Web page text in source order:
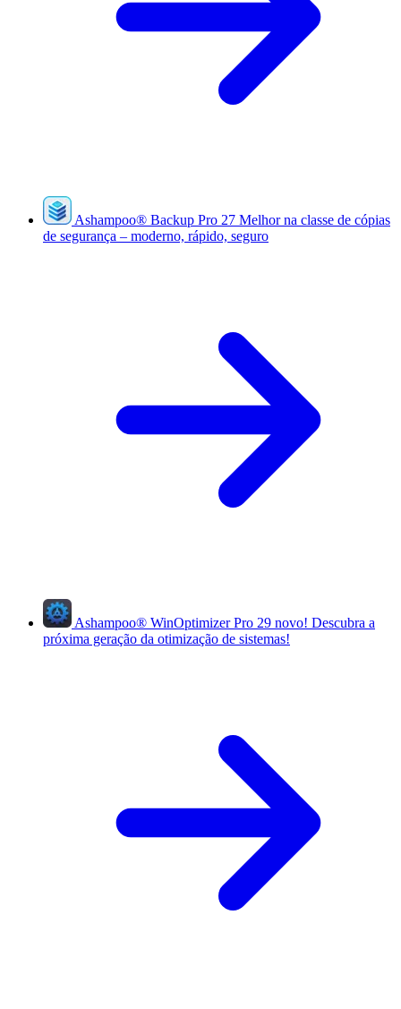
Ashampoo® Backup Pro 27 Melhor na classe de cópias
de segurança – moderno, rápido, seguro
Ashampoo® WinOptimizer Pro 29 novo! Descubra a
próxima geração da otimização de sistemas!